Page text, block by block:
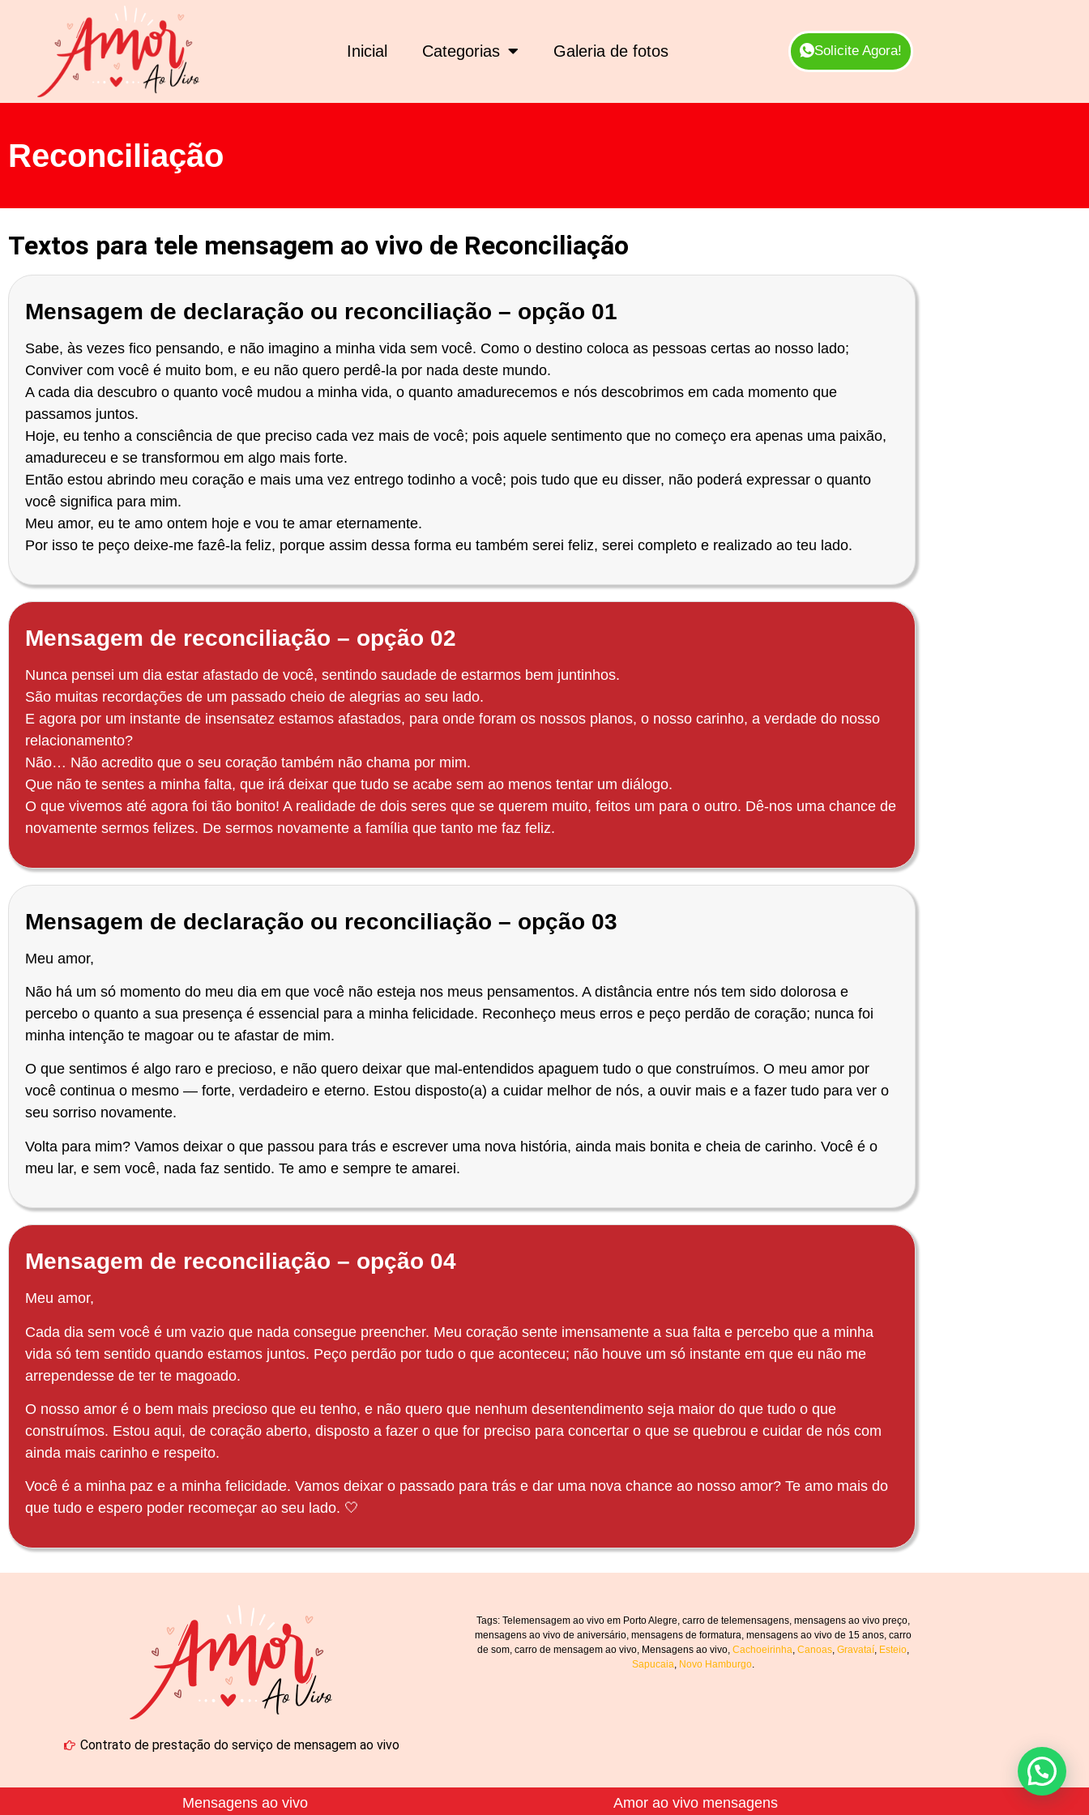
Inicial Categorias Galeria de fotos Solicite Agora!
Reconciliação
Textos para tele mensagem ao vivo de Reconciliação
Mensagem de declaração ou reconciliação – opção 01
Sabe, às vezes fico pensando, e não imagino a minha vida sem você. Como o destino coloca as pessoas certas ao nosso lado;
Conviver com você é muito bom, e eu não quero perdê-la por nada deste mundo.
A cada dia descubro o quanto você mudou a minha vida, o quanto amadurecemos e nós descobrimos em cada momento que
passamos juntos.
Hoje, eu tenho a consciência de que preciso cada vez mais de você; pois aquele sentimento que no começo era apenas uma paixão,
amadureceu e se transformou em algo mais forte.
Então estou abrindo meu coração e mais uma vez entrego todinho a você; pois tudo que eu disser, não poderá expressar o quanto
você significa para mim.
Meu amor, eu te amo ontem hoje e vou te amar eternamente.
Por isso te peço deixe-me fazê-la feliz, porque assim dessa forma eu também serei feliz, serei completo e realizado ao teu lado.
Mensagem de reconciliação – opção 02
Nunca pensei um dia estar afastado de você, sentindo saudade de estarmos bem juntinhos.
São muitas recordações de um passado cheio de alegrias ao seu lado.
E agora por um instante de insensatez estamos afastados, para onde foram os nossos planos, o nosso carinho, a verdade do nosso
relacionamento?
Não… Não acredito que o seu coração também não chama por mim.
Que não te sentes a minha falta, que irá deixar que tudo se acabe sem ao menos tentar um diálogo.
O que vivemos até agora foi tão bonito! A realidade de dois seres que se querem muito, feitos um para o outro. Dê-nos uma chance de
novamente sermos felizes. De sermos novamente a família que tanto me faz feliz.
Mensagem de declaração ou reconciliação – opção 03
Meu amor,
Não há um só momento do meu dia em que você não esteja nos meus pensamentos. A distância entre nós tem sido dolorosa e
percebo o quanto a sua presença é essencial para a minha felicidade. Reconheço meus erros e peço perdão de coração; nunca foi
minha intenção te magoar ou te afastar de mim.
O que sentimos é algo raro e precioso, e não quero deixar que mal-entendidos apaguem tudo o que construímos. O meu amor por
você continua o mesmo — forte, verdadeiro e eterno. Estou disposto(a) a cuidar melhor de nós, a ouvir mais e a fazer tudo para ver o
seu sorriso novamente.
Volta para mim? Vamos deixar o que passou para trás e escrever uma nova história, ainda mais bonita e cheia de carinho. Você é o
meu lar, e sem você, nada faz sentido. Te amo e sempre te amarei.
Mensagem de reconciliação – opção 04
Meu amor,
Cada dia sem você é um vazio que nada consegue preencher. Meu coração sente imensamente a sua falta e percebo que a minha
vida só tem sentido quando estamos juntos. Peço perdão por tudo o que aconteceu; não houve um só instante em que eu não me
arrependesse de ter te magoado.
O nosso amor é o bem mais precioso que eu tenho, e não quero que nenhum desentendimento seja maior do que tudo o que
construímos. Estou aqui, de coração aberto, disposto a fazer o que for preciso para concertar o que se quebrou e cuidar de nós com
ainda mais carinho e respeito.
Você é a minha paz e a minha felicidade. Vamos deixar o passado para trás e dar uma nova chance ao nosso amor? Te amo mais do
que tudo e espero poder recomeçar ao seu lado. 🤍
Contrato de prestação do serviço de mensagem ao vivo
Tags: Telemensagem ao vivo em Porto Alegre, carro de telemensagens, mensagens ao vivo preço,
mensagens ao vivo de aniversário, mensagens de formatura, mensagens ao vivo de 15 anos, carro
de som, carro de mensagem ao vivo, Mensagens ao vivo, Cachoeirinha Canoas, Gravataí, Esteio,
Sapucaia Novo Hamburgo.
Mensagens ao vivo Amor ao vivo mensagens